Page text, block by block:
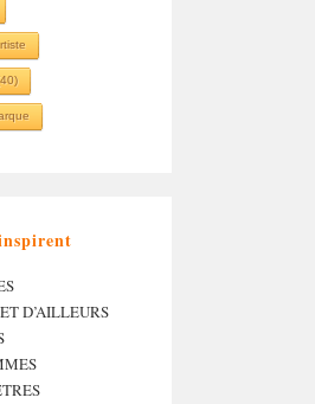
D’AILLEURS